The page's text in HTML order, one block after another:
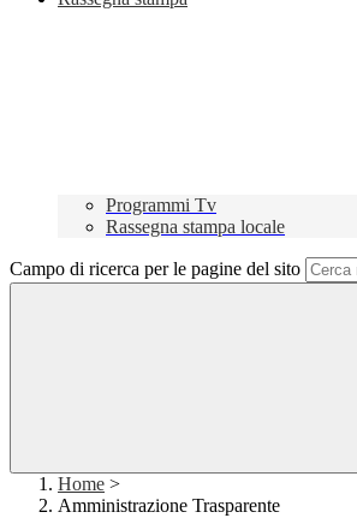
Programmi Tv
Rassegna stampa locale
Campo di ricerca per le pagine del sito
Home >
Amministrazione Trasparente